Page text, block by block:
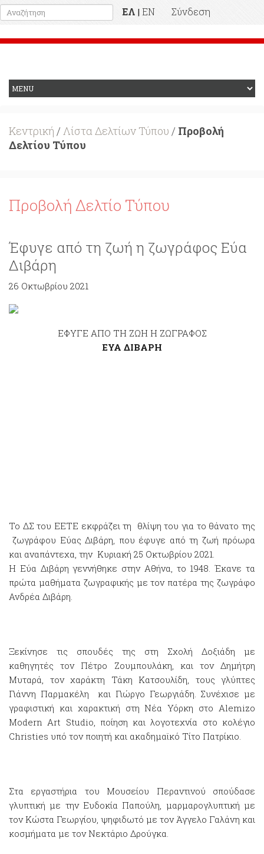
ΕΛ | EN
Σύνδεση
Κεντρική / Λίστα Δελτίων Τύπου / Προβολή
Δελτίου Τύπου
Προβολή Δελτίο Τύπου
Έφυγε από τη ζωή η ζωγράφος Εύα
Διβάρη
26 Οκτωβρίου 2021
ΕΦΥΓΕ ΑΠΟ ΤΗ ΖΩΗ Η ΖΩΓΡΑΦΟΣ
ΕΥΑ ΔΙΒΑΡΗ
Το ΔΣ του ΕΕΤΕ εκφράζει τη θλίψη του για το θάνατο της
ζωγράφου Εύας Διβάρη, που έφυγε από τη ζωή πρόωρα
και αναπάντεχα, την Κυριακή 25 Οκτωβρίου 2021.
Η Εύα Διβάρη γεννήθηκε στην Αθήνα, το 1948. Έκανε τα
πρώτα μαθήματα ζωγραφικής με τον πατέρα της ζωγράφο
Ανδρέα Διβάρη.
Ξεκίνησε τις σπουδές της στη Σχολή Δοξιάδη με
καθηγητές τον Πέτρο Ζουμπουλάκη, και τον Δημήτρη
Μυταρά, τον χαράκτη Τάκη Κατσουλίδη, τους γλύπτες
Γιάννη Παρμακέλη και Γιώργο Γεωργιάδη. Συνέχισε με
γραφιστική και χαρακτική στη Νέα Υόρκη στο Alemizo
Modern Art Studio, ποίηση και λογοτεχνία στο κολέγιο
Christies υπό τον ποιητή και ακαδημαϊκό Τίτο Πατρίκιο.
Στα εργαστήρια του Μουσείου Περαντινού σπούδασε
γλυπτική με την Ευδοκία Παπούλη, μαρμαρογλυπτική με
τον Κώστα Γεωργίου, ψηφιδωτό με τον Άγγελο Γαλάνη και
κοσμήματα με τον Νεκτάριο Δρούγκα.